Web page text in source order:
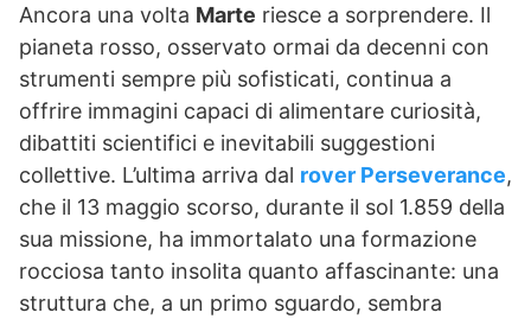
Ancora una volta Marte riesce a sorprendere. Il
pianeta rosso, osservato ormai da decenni con
strumenti sempre più sofisticati, continua a
offrire immagini capaci di alimentare curiosità,
dibattiti scientifici e inevitabili suggestioni
collettive. L’ultima arriva dal rover Perseverance,
che il 13 maggio scorso, durante il sol 1.859 della
sua missione, ha immortalato una formazione
rocciosa tanto insolita quanto affascinante: una
struttura che, a un primo sguardo, sembra